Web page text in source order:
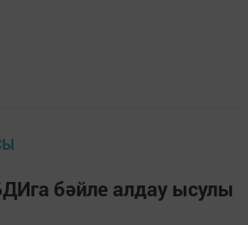
бәйле алдау ысулы